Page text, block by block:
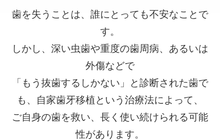
歯を失うことは、誰にとっても不安なことで
す。
しかし、深い虫歯や重度の歯周病、あるいは
外傷などで
「もう抜歯するしかない」と診断された歯で
も、自家歯牙移植という治療法によって、
ご自身の歯を救い、長く使い続けられる可能
性があります。